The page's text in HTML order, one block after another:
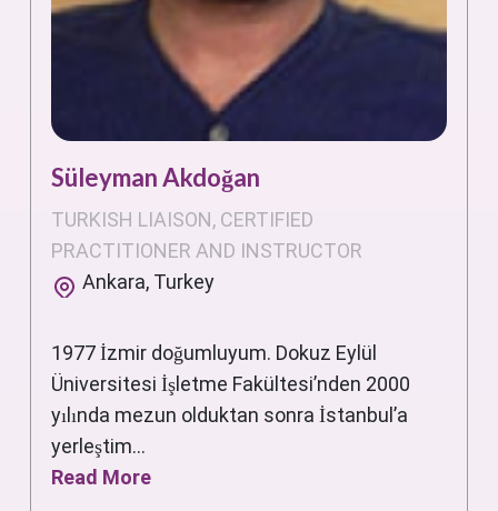
Süleyman Akdoğan
TURKISH LIAISON, CERTIFIED
PRACTITIONER AND INSTRUCTOR
Ankara, Turkey
1977 İzmir doğumluyum. Dokuz Eylül
Üniversitesi İşletme Fakültesi’nden 2000
yılında mezun olduktan sonra İstanbul’a
yerleştim...
Read More